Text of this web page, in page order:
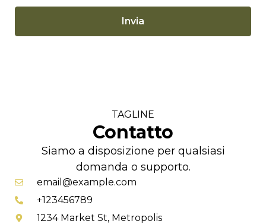
Invia
TAGLINE
Contatto
Siamo a disposizione per qualsiasi
domanda o supporto.
email@example.com
+123456789
1234 Market St, Metropolis